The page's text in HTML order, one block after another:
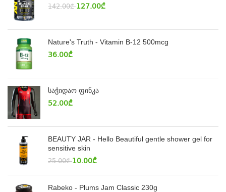
142.00₾ 127.00₾
Nature's Truth - Vitamin B-12 500mcg
36.00₾
საჭიდაო ფინკა
52.00₾
BEAUTY JAR - Hello Beautiful gentle shower gel for
sensitive skin
25.00₾ 10.00₾
Rabeko - Plums Jam Classic 230g